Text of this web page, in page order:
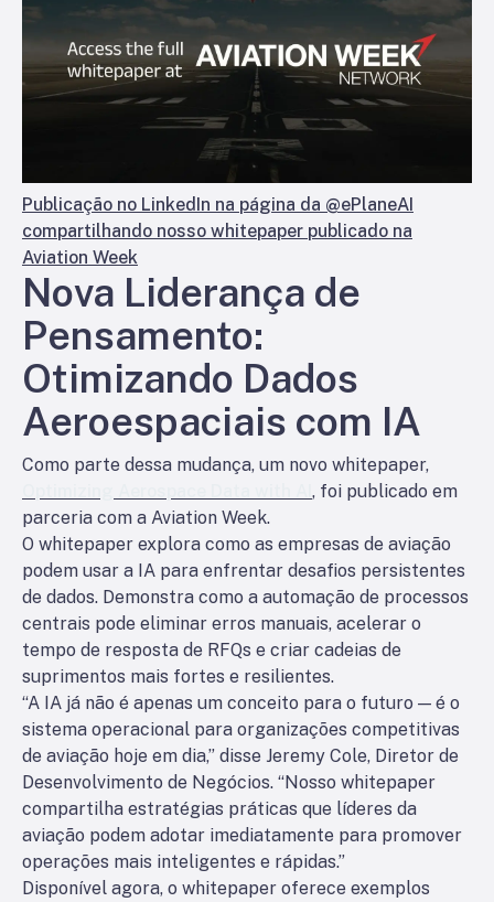
Publicação no LinkedIn na página da @ePlaneAI
compartilhando nosso whitepaper publicado na
Aviation Week
Nova Liderança de
Pensamento:
Otimizando Dados
Aeroespaciais com IA
Como parte dessa mudança, um novo whitepaper,
, foi publicado em
parceria com a Aviation Week.
O whitepaper explora como as empresas de aviação
podem usar a IA para enfrentar desafios persistentes
de dados. Demonstra como a automação de processos
centrais pode eliminar erros manuais, acelerar o
tempo de resposta de RFQs e criar cadeias de
suprimentos mais fortes e resilientes.
“A IA já não é apenas um conceito para o futuro — é o
sistema operacional para organizações competitivas
de aviação hoje em dia,” disse Jeremy Cole, Diretor de
Desenvolvimento de Negócios. “Nosso whitepaper
compartilha estratégias práticas que líderes da
aviação podem adotar imediatamente para promover
operações mais inteligentes e rápidas.”
Disponível agora, o whitepaper oferece exemplos